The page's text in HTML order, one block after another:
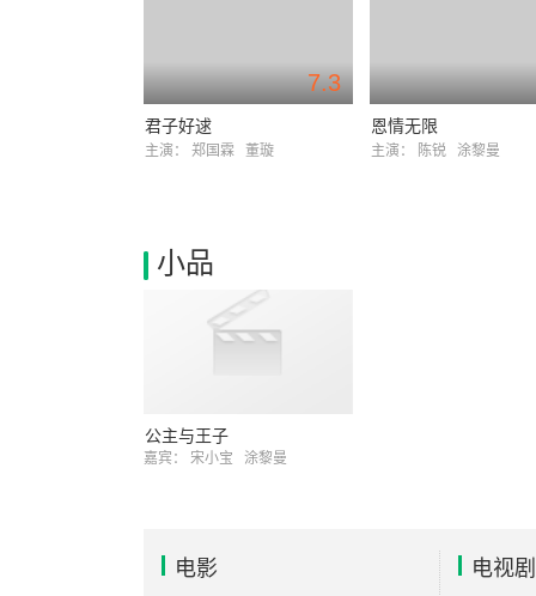
7.3
君子好逑
主演： 郑国霖 董璇
恩情无限
主演： 陈锐 涂黎曼
小品
公主与王子
嘉宾： 宋小宝 涂黎曼
电影 电视剧